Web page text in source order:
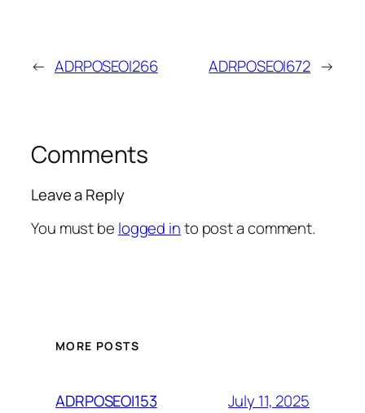
← ADRPOSEOI266 ADRPOSEOI672 →
Comments
Leave a Reply
You must be logged into post a comment.
MORE POSTS
ADRPOSEOI153 July 11, 2025